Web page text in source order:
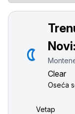
Novi:
Clear
Oseća
Vetар